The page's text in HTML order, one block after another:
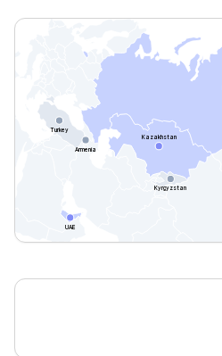
Kazakhstan
UAE
Kyrgyzstan
Turkey
Armenia